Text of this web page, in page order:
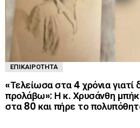
ΕΠΙΚΑΙΡΌΤΗΤΑ
«Τελείωσα στα 4 χρόνια γιατί
προλάβω»: Η κ. Χρυσάνθη
στα 80 και πήρε το